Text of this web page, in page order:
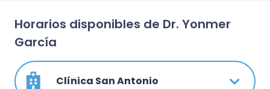
Horarios disponibles de Dr. Yonmer
García
Clínica San Antonio